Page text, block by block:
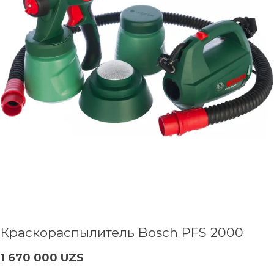
Краскораспылитель Bosch PFS 2000
1 670 000 UZS